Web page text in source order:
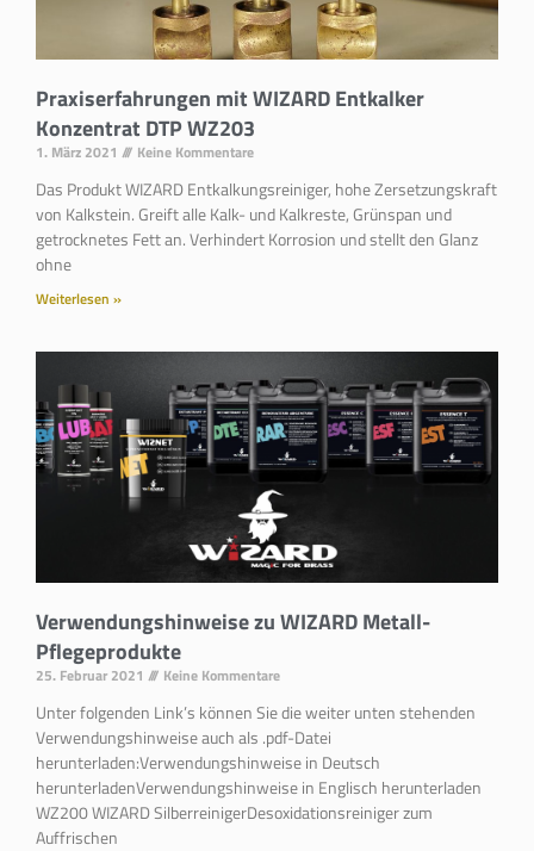
Praxiserfahrungen mit WIZARD Entkalker
Konzentrat DTP WZ203
1. März 2021 Keine Kommentare
Das Produkt WIZARD Entkalkungsreiniger, hohe Zersetzungskraft
von Kalkstein. Greift alle Kalk- und Kalkreste, Grünspan und
getrocknetes Fett an. Verhindert Korrosion und stellt den Glanz
ohne
Weiterlesen »
Verwendungshinweise zu WIZARD Metall-
Pflegeprodukte
25. Februar 2021 Keine Kommentare
Unter folgenden Link’s können Sie die weiter unten stehenden
Verwendungshinweise auch als .pdf-Datei
herunterladen:Verwendungshinweise in Deutsch
herunterladenVerwendungshinweise in Englisch herunterladen
WZ200 WIZARD SilberreinigerDesoxidationsreiniger zum
Auffrischen